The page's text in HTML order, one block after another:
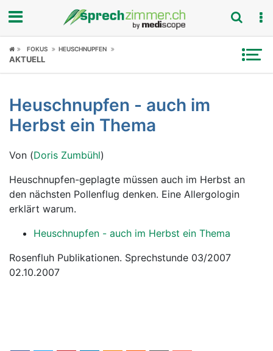
Fokus
Symptome
Ratgeber
Rubriken
FOKUS HEUSCHNUPFEN
AKTUELL
Heuschnupfen - auch im
Herbst ein Thema
Von (Doris Zumbühl)
Heuschnupfen-geplagte müssen auch im Herbst an
den nächsten Pollenflug denken. Eine Allergologin
erklärt warum.
Heuschnupfen - auch im Herbst ein Thema
Rosenfluh Publikationen. Sprechstunde 03/2007
02.10.2007